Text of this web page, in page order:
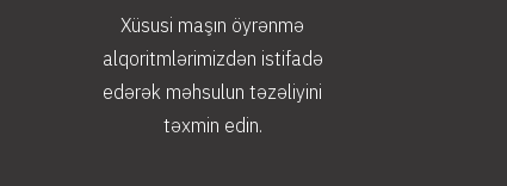
Xüsusi maşın öyrənmə
alqoritmlərimizdən istifadə
edərək məhsulun təzəliyini
təxmin edin.